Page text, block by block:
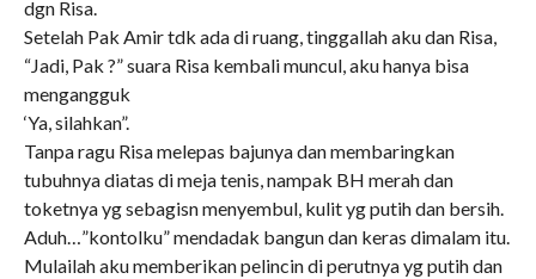
dgn Risa.
Setelah Pak Amir tdk ada di ruang, tinggallah aku dan Risa,
“Jadi, Pak ?” suara Risa kembali muncul, aku hanya bisa
mengangguk
‘Ya, silahkan”.
Tanpa ragu Risa melepas bajunya dan membaringkan
tubuhnya diatas di meja tenis, nampak BH merah dan
toketnya yg sebagisn menyembul, kulit yg putih dan bersih.
Aduh…”kontolku” mendadak bangun dan keras dimalam itu.
Mulailah aku memberikan pelincin di perutnya yg putih dan